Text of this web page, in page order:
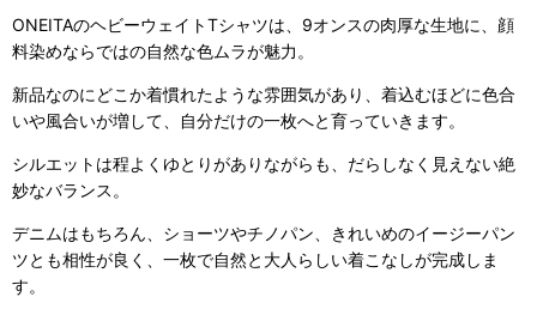
ONEITAのヘビーウェイトTシャツは、9オンスの肉厚な生地に、顔
料染めならではの自然な色ムラが魅力。
新品なのにどこか着慣れたような雰囲気があり、着込むほどに色合
いや風合いが増して、自分だけの一枚へと育っていきます。
シルエットは程よくゆとりがありながらも、だらしなく見えない絶
妙なバランス。
デニムはもちろん、ショーツやチノパン、きれいめのイージーパン
ツとも相性が良く、一枚で自然と大人らしい着こなしが完成しま
す。